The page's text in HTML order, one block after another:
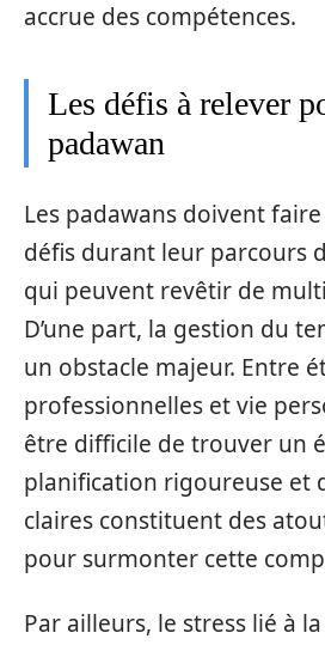
accrue des compétences.
Les défis à relever
padawan
Les padawans doivent
défis durant leur parcours
qui peuvent revêtir de
D’une part, la gestion du
un obstacle majeur. Entre
professionnelles et vie
être difficile de trouver un
planification rigoureuse et
claires constituent des
pour surmonter cette
Par ailleurs, le stress lié à